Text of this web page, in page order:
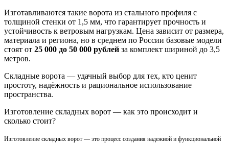
Изготавливаются такие ворота из стального профиля с
толщиной стенки от 1,5 мм, что гарантирует прочность и
устойчивость к ветровым нагрузкам. Цена зависит от размера,
материала и региона, но в среднем по России базовые модели
стоят от 25 000 до 50 000 рублей за комплект шириной до 3,5
метров.
Складные ворота — удачный выбор для тех, кто ценит
простоту, надёжность и рациональное использование
пространства.
Изготовление складных ворот — как это происходит и
сколько стоит?
Изготовление складных ворот — это процесс создания надежной и функциональной